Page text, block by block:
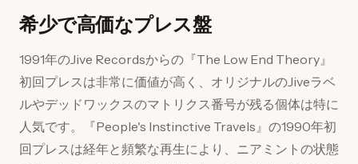
希少で高価なプレス盤
1991年のJive Recordsからの『The Low End Theory』
初回プレスは非常に価値が高く、オリジナルのJiveラベ
ルやデッドワックスのマトリクス番号が残る個体は特に
人気です。『People's Instinctive Travels』の1990年初
回プレスは経年と頻繁な再生により、ニアミントの状態